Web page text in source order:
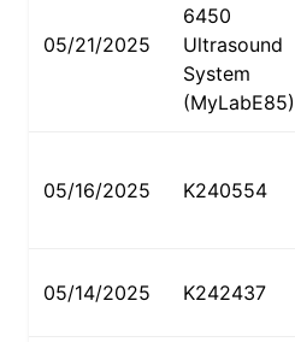
05/21/2025
6450
Ultrasound
System
(MyLabE85)
05/16/2025 K240554
05/14/2025 K242437